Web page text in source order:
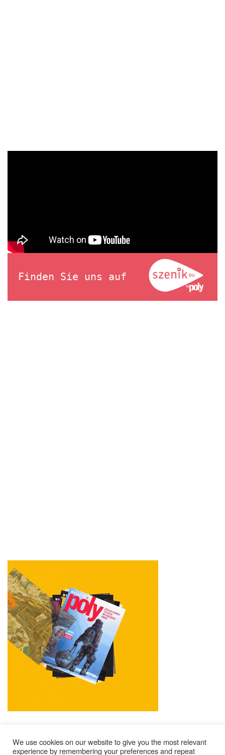
Finden Sie uns auf
We use cookies on our website to give you the most relevant
experience by remembering your preferences and repeat